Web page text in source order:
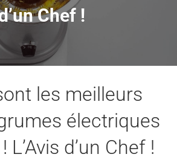
Chef !
les meilleurs
électriques
L’Avis d’un Chef !